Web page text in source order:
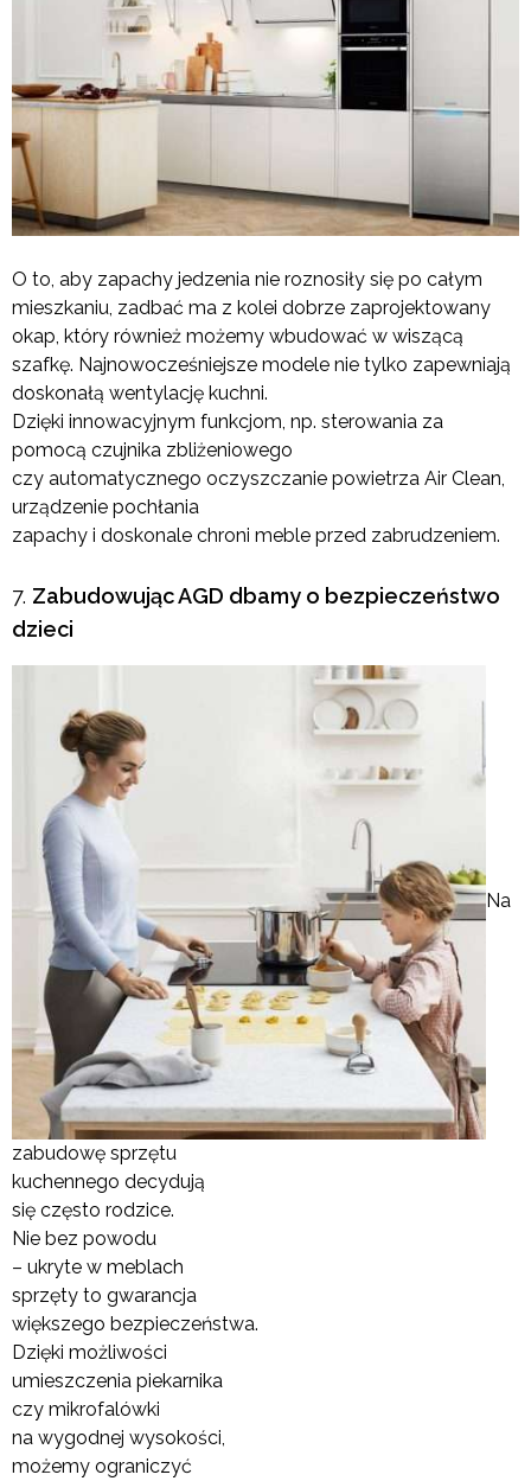
O to, aby zapachy jedzenia nie roznosiły się po całym
mieszkaniu, zadbać ma z kolei dobrze zaprojektowany
okap, który również możemy wbudować w wiszącą
szafkę. Najnowocześniejsze modele nie tylko zapewniają
doskonałą wentylację kuchni.
Dzięki innowacyjnym funkcjom, np. sterowania za
pomocą czujnika zbliżeniowego
czy automatycznego oczyszczanie powietrza Air Clean,
urządzenie pochłania
zapachy i doskonale chroni meble przed zabrudzeniem.
Zabudowując AGD dbamy o bezpieczeństwo
dzieci
Na
zabudowę sprzętu
kuchennego decydują
się często rodzice.
Nie bez powodu
– ukryte w meblach
sprzęty to gwarancja
większego bezpieczeństwa.
Dzięki możliwości
umieszczenia piekarnika
czy mikrofalówki
na wygodnej wysokości,
możemy ograniczyć